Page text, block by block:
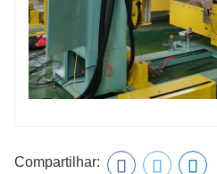
Compartilhar: